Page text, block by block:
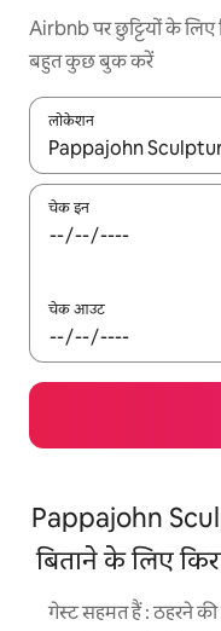
Airbnb पर छुट्टियों के
बहुत कुछ बुक करें
लोकेशन
नतीजों के उपलब्ध होने
चेक इन
चेक आउट
Pappajohn
बिताने के लिए
गेस्ट सहमत हैं : ठहरने